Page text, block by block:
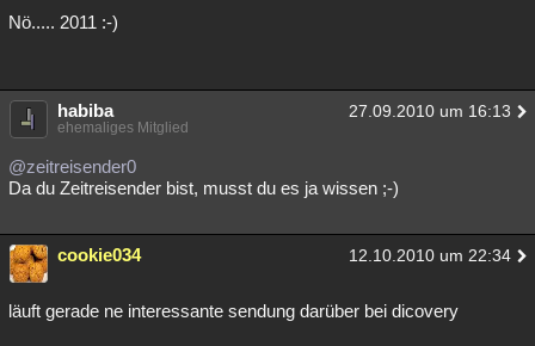
Nö..... 2011 :-)
habiba 27.09.2010 um 16:13
ehemaliges Mitglied
@zeitreisender0
Da du Zeitreisender bist, musst du es ja wissen ;-)
cookie034 12.10.2010 um 22:34
läuft gerade ne interessante sendung darüber bei dicovery